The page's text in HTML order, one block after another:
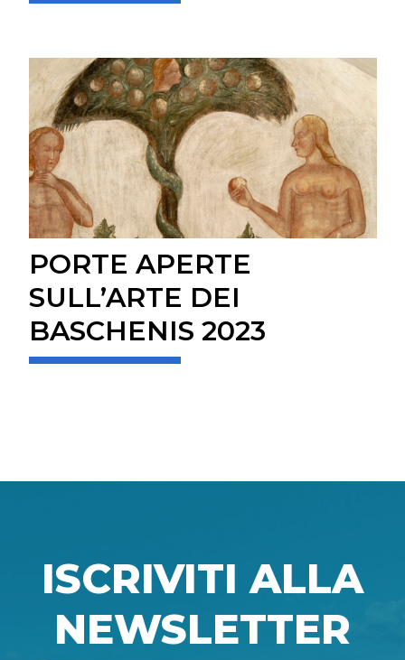
PORTE APERTE
SULL’ARTE DEI
BASCHENIS 2023
ISCRIVITI ALLA
NEWSLETTER